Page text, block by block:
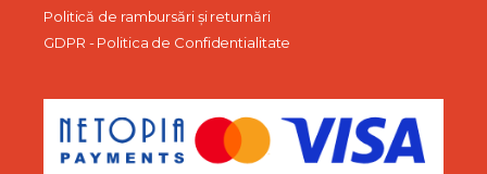
Politică de rambursări și returnări
GDPR - Politica de Confidentialitate